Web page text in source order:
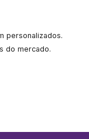
personalizados.
do mercado.